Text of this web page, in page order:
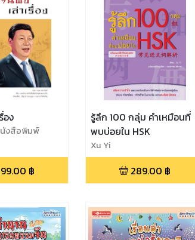
อง
งสือพิมพ์
฿
รู้ลึก 100 กลุ่ม คำเหมือนที่
พบบ่อยใน HSK
Xu Yi
289.00 ฿